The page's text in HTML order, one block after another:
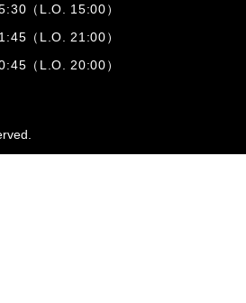
（L.O. 15:00）
（L.O. 21:00）
（L.O. 20:00）